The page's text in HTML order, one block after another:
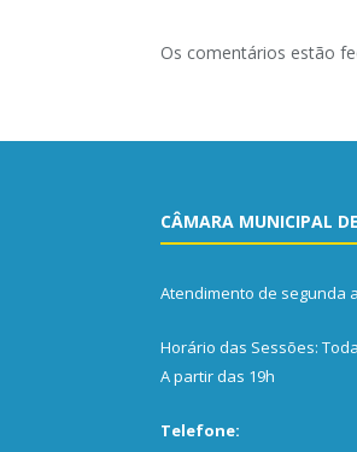
Os comentários estão
CÂMARA MUNICIPAL
Atendimento de segunda
Horário das Sessões:
A partir das 19h
Telefone: